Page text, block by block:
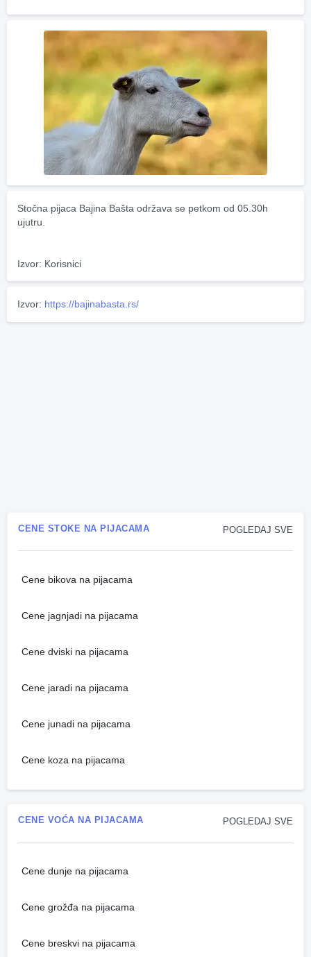
Stočna pijaca Bajina Bašta održava se petkom od 05.30h
ujutru.
Izvor: Korisnici
Izvor: https://bajinabasta.rs/
POGLEDAJ SVE
CENE STOKE NA PIJACAMA
Cene bikova na pijacama
Cene jagnjadi na pijacama
Cene dviski na pijacama
Cene jaradi na pijacama
Cene junadi na pijacama
Cene koza na pijacama
POGLEDAJ SVE
CENE VOĆA NA PIJACAMA
Cene dunje na pijacama
Cene grožđa na pijacama
Cene breskvi na pijacama